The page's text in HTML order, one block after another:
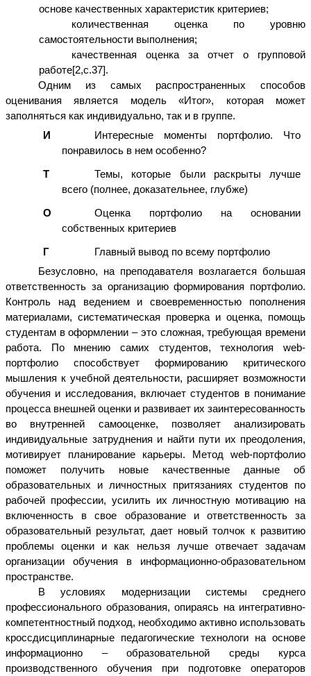
основе качественных характеристик критериев;
количественная оценка по уровню
самостоятельности выполнения;
качественная оценка за отчет о групповой
работе[2,с.37].
Одним из самых распространенных способов
оценивания является модель «Итог», которая может
заполняться как индивидуально, так и в группе.
И
Интересные моменты портфолио. Что
понравилось в нем особенно?
Т
Темы, которые были раскрыты лучше
всего (полнее, доказательнее, глубже)
О
Оценка портфолио на основании
собственных критериев
Г
Главный вывод по всему портфолио
Безусловно, на преподавателя возлагается большая
ответственность за организацию формирования портфолио.
Контроль над ведением и своевременностью пополнения
материалами, систематическая проверка и оценка, помощь
студентам в оформлении – это сложная, требующая времени
работа. По мнению самих студентов, технология web-
портфолио способствует формированию критического
мышления к учебной деятельности, расширяет возможности
обучения и исследования, включает студентов в понимание
процесса внешней оценки и развивает их заинтересованность
во внутренней самооценке, позволяет анализировать
индивидуальные затруднения и найти пути их преодоления,
мотивирует планирование карьеры. Метод web-портфолио
поможет получить новые качественные данные об
образовательных и личностных притязаниях студентов по
рабочей профессии, усилить их личностную мотивацию на
включенность в свое образование и ответственность за
образовательный результат, дает новый толчок к развитию
проблемы оценки и как нельзя лучше отвечает задачам
организации обучения в информационно-образовательном
пространстве.
В условиях модернизации системы среднего
профессионального образования, опираясь на интегративно-
компетентностный подход, необходимо активно использовать
кроссдисциплинарные педагогические технологи на основе
информационно – образовательной среды курса
производственного обучения при подготовке операторов